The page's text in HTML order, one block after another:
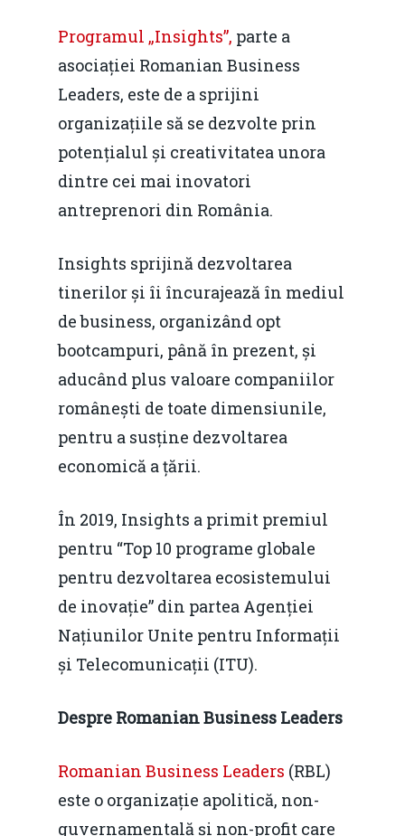
Programul „Insights”, parte a
asociației Romanian Business
Leaders, este de a sprijini
organizațiile să se dezvolte prin
potențialul și creativitatea unora
dintre cei mai inovatori
antreprenori din România.
Insights sprijină dezvoltarea
tinerilor și îi încurajează în mediul
de business, organizând opt
bootcampuri, până în prezent, și
aducând plus valoare companiilor
românești de toate dimensiunile,
pentru a susține dezvoltarea
economică a țării.
În 2019, Insights a primit premiul
pentru “Top 10 programe globale
pentru dezvoltarea ecosistemului
de inovație” din partea Agenției
Națiunilor Unite pentru Informații
și Telecomunicații (ITU).
Despre Romanian Business Leaders
Romanian Business Leaders (RBL)
este o organizație apolitică, non-
guvernamentală și non-profit care